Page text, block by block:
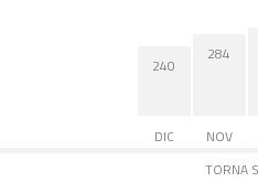
240
DIC
284
NOV
TORNA